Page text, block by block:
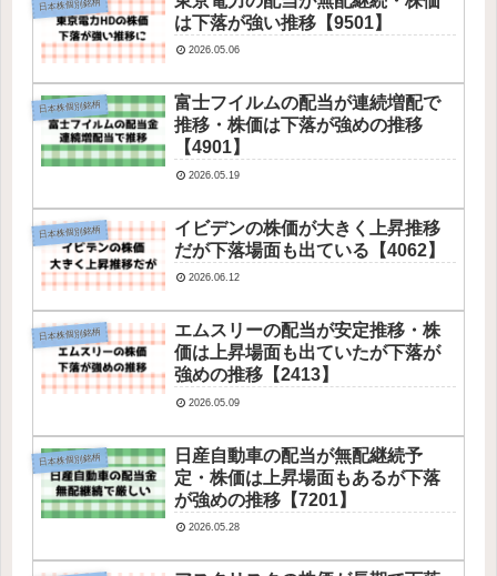
日本株個別銘柄
は下落が強い推移【9501】
2026.05.06
日本株個別銘柄
富士フイルムの配当が連続増配で
推移・株価は下落が強めの推移
【4901】
2026.05.19
日本株個別銘柄
イビデンの株価が大きく上昇推移
だが下落場面も出ている【4062】
2026.06.12
日本株個別銘柄
エムスリーの配当が安定推移・株
価は上昇場面も出ていたが下落が
強めの推移【2413】
2026.05.09
日本株個別銘柄
日産自動車の配当が無配継続予
定・株価は上昇場面もあるが下落
が強めの推移【7201】
2026.05.28